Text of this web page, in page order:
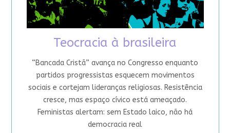
Teocracia à brasileira
“Bancada Cristã” avança no Congresso enquanto
partidos progressistas esquecem movimentos
sociais e cortejam lideranças religiosas. Resistência
cresce, mas espaço cívico está ameaçado.
Feministas alertam: sem Estado laico, não há
democracia real